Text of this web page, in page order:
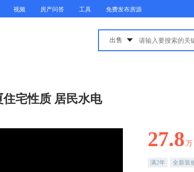
视频 房产问答 工具 免费发布房源
宅性质 居民水电
27.8 万
满2年 全新装